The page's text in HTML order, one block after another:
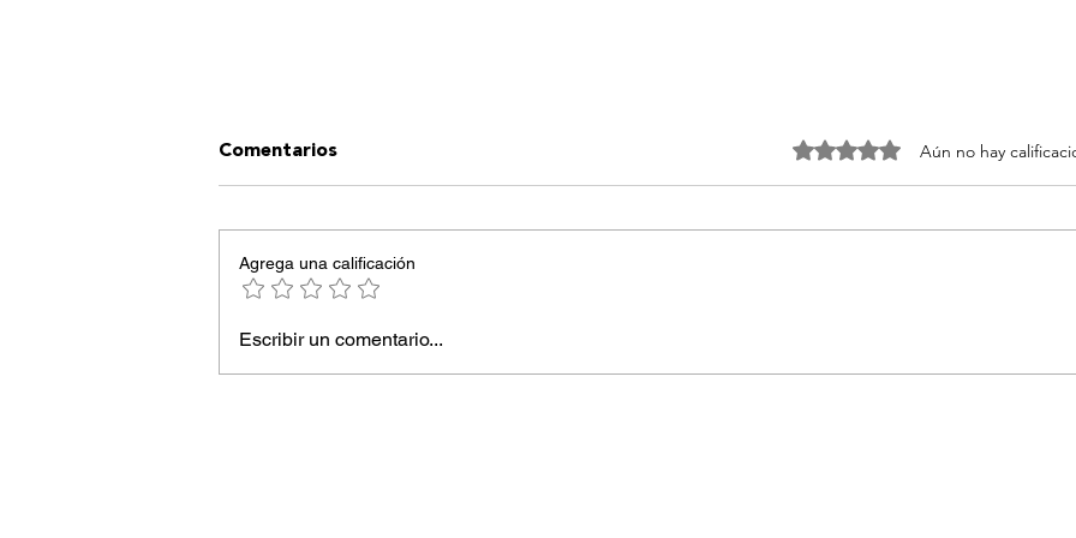
Rootina revoluciona la
Comentarios Obtuvo 0 de 5 estrellas.Aún no hay
Agrega una calificación
Escribir un comentario...